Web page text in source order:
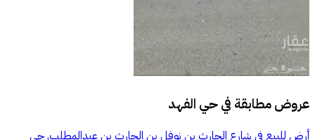
عروض مطابقة فيحي الفهد
أرض للبيع في شارع الحارث بن نوفل بن الحارث بن عبدالمطلب, حي